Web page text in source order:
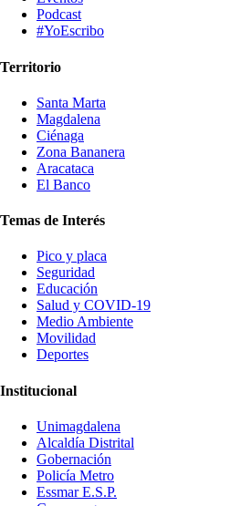
Podcast
#YoEscribo
Territorio
Santa Marta
Magdalena
Ciénaga
Zona Bananera
Aracataca
El Banco
Temas de Interés
Pico y placa
Seguridad
Educación
Salud y COVID-19
Medio Ambiente
Movilidad
Deportes
Institucional
Unimagdalena
Alcaldía Distrital
Gobernación
Policía Metro
Essmar E.S.P.